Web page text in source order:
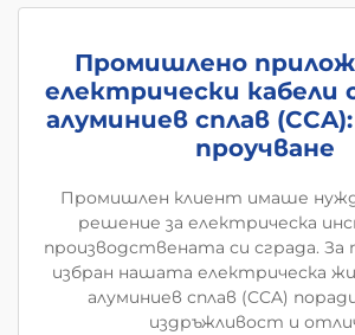
Промишлено
електрически кабели
алуминиев сплав
проучване
Промишлен клиент имаше
решение за електрическа
производствената си сграда.
избран нашата електрическа
алуминиев сплав (CCA)
издръжливост и